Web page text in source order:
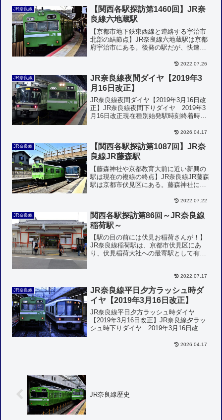
はなく、快速が30分毎に運転されてい
る。2．2024...
JR奈良線
【関西各駅探訪第1460回】JR奈
良線六地蔵駅
【京都市地下鉄東西線と連絡する宇治市
北部の結節点】JR奈良線六地蔵駅は京都
府宇治市にある。後発の駅だが、快速停
下鉄東西線と連絡しており、少し離れた
電車はデータイムにみや...
2022.07.26
JR奈良線
JR奈良線夜間ダイヤ【2019年3
月16日改正】
JR奈良線夜間ダイヤ【2019年3月16日改
正】JR奈良線夜間下りダイヤ 2019年3
月16日改正現在種別始発駅時刻終着時刻
奈良21:101時間04分41.7km39.1km/h普通
2026.04.17
JR奈良線
【関西各駅探訪第1087回】JR奈
良線JR藤森駅
【藤森神社や京都教育大前に近い新興の
駅は現在の複線の終点】JR奈良線JR藤森
駅は京都市伏見区にある。藤森神社には
森とは少し離れていて、墨染の方が近
現在当駅から宇治まで...
2022.07.22
JR奈良線
関西各駅探訪第86回～JR奈良線
稲荷駅～
【駅の目の前には伏見お稲荷さんが！】
JR奈良線稲荷駅は、京都市伏見区にあ
り、伏見稲荷大社への最寄駅として有名
折りの初詣参拝客が多く、正月三箇日に
はかなりの人出となる。正...
2022.07.17
JR奈良線
JR奈良線平日夕方ラッシュ時ダ
イヤ【2019年3月16日改正】
JR奈良線平日夕方ラッシュ時ダイヤ
【2019年3月16日改正】JR奈良線夕ラッ
シュ時下りダイヤ 2019年3月16日改正
離表定速度みやこ路快速京都17:03奈良
2026.04.17
JR奈良線歴史